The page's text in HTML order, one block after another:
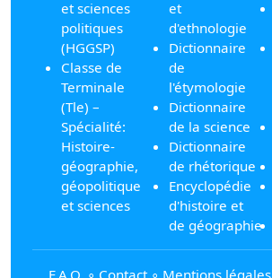
et sciences
politiques
(HGGSP)
Classe de
Terminale
(Tle) –
Spécialité:
Histoire-
géographie,
géopolitique
et sciences
et
d'ethnologie
Dictionnaire
de
l'étymologie
Dictionnaire
de la science
Dictionnaire
de rhétorique
Encyclopédie
d'histoire et
de géographie